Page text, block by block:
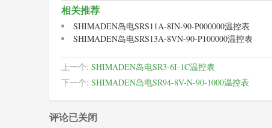
相关推荐
SHIMADEN岛电SRS11A-8IN-90-P000000温控表
SHIMADEN岛电SRS13A-8VN-90-P100000温控表
上一个: SHIMADEN岛电SR3-6I-1C温控表
下一个: SHIMADEN岛电SR94-8V-N-90-1000温控表
评论已关闭